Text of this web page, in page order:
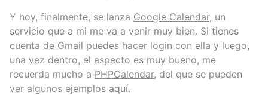
Y hoy, finalmente, se lanza Google Calendar, un
servicio que a mi me va a venir muy bien. Si tienes
cuenta de Gmail puedes hacer login con ella y luego,
una vez dentro, el aspecto es muy bueno, me
recuerda mucho a PHPCalendar, del que se pueden
ver algunos ejemplos aquí.